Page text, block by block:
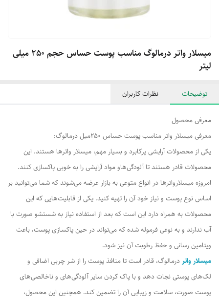
میسلار واتر درمالوگ مناسب پوست حساس حجم 250 میلی
لیتر
توضیحات نظرات کاربران
معرفی محصول
معرفی میسلار واتر مناسب پوست حساس 250میل درمالوگ:
یکی از محصولات آرایشی پرکابرد و بسیار مهم، میسلار واترها هستند. این
محصولات قادر هستند تا آلودگی‌هاو مواد آرایشی را به خوبی پاکسازی کنند.
امروزه میسلارواترها در انواع متوعی به بازار عرضه می‌شوند که شما می‌توانید بر
اساس نوع پوست و نیاز خود آن را تهیه کنید. یکی از قابلیت‌هایی که این
محصولات به همراه دارد این است که بعد از استفاده نیاز به شستشو صورت با
آب ندارند و به نوعی فرموله شده که می‌تواند در حین پاکسازی پوست، باعث
ویتامین رسانی و حفظ رطوبت آن نیز شود.
میسلار واتر درمالوگ، قادر است تا منافذ پوست را از شر چربی اضافی و
لک‌های پوستی نجات دهد و با پاک کردن سایر آلودگی‌های و ناخالصی‌های
پوست صورت، سلامت و زیبایی آن را تضمین کند. همچنین این محصول،